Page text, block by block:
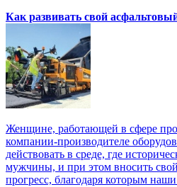
Как развивать свой
Женщине, работающей в сфере
компании-производителе
действовать в среде, где
мужчины, и при этом вносить
прогресс, благодаря которым